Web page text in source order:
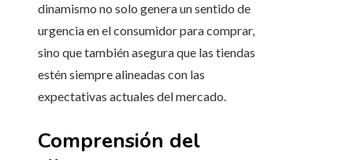
dinamismo no solo genera un sentido de
urgencia en el consumidor para comprar,
sino que también asegura que las tiendas
estén siempre alineadas con las
expectativas actuales del mercado.
Comprensión del